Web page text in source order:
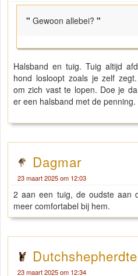
" Gewoon allebei? "
Halsband en tuig. Tuig altijd
hond losloopt zoals je zelf
om zich vast te lopen. Doe je
er een halsband met de penning.
Dagmar
23 maart 2025 om 12:03
2 aan een tuig, de oudste aan
meer comfortabel bij hem.
23 maart 2025 om 12:34